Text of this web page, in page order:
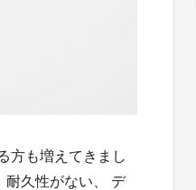
方も増えてきまし
耐久性がない、 デ